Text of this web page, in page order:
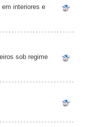
interiores e
sob regime